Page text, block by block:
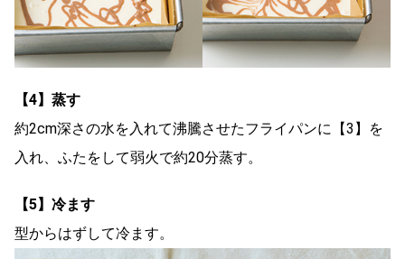
【4】蒸す
約2cm深さの水を入れて沸騰させたフライパンに【3】を
入れ、ふたをして弱火で約20分蒸す。
【5】冷ます
型からはずして冷ます。